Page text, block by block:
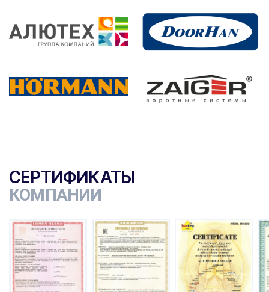
СЕРТИФИКАТЫ
КОМПАНИИ